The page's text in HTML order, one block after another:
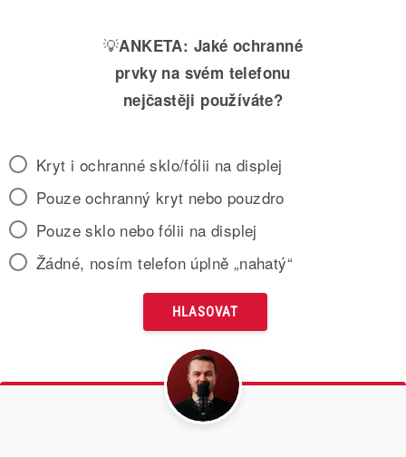
💡ANKETA: Jaké ochranné
prvky na svém telefonu
nejčastěji používáte?
Kryt i ochranné sklo/fólii na displej
Pouze ochranný kryt nebo pouzdro
Pouze sklo nebo fólii na displej
Žádné, nosím telefon úplně „nahatý“